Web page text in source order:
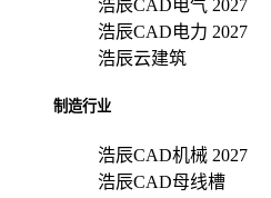
浩辰CAD电气 2027
浩辰CAD电力 2027
浩辰云建筑
制造行业
浩辰CAD机械 2027
浩辰CAD母线槽